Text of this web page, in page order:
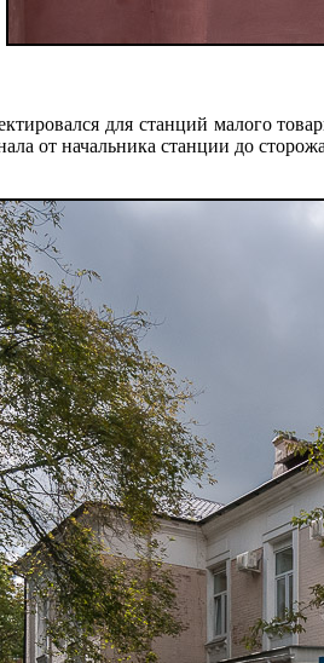
для станций малого
от начальника станции до